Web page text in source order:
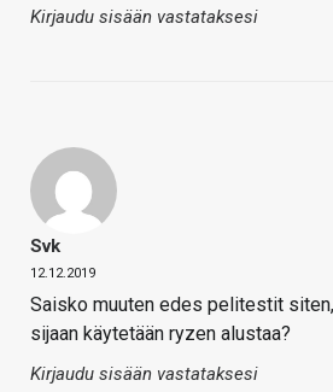
Kirjaudu sisään vastataksesi
Svk
12.12.2019
Saisko muuten edes pelitestit
sijaan käytetään ryzen alustaa?
Kirjaudu sisään vastataksesi